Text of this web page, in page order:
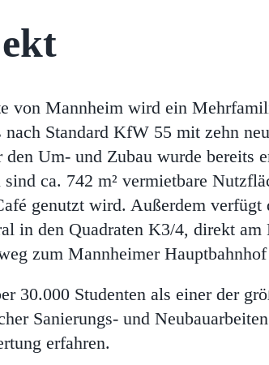
von Mannheim wird ein
Standard KfW 55 mit zehn
den Um- und Zubau wurde
ca. 742 m² vermietbare
genutzt wird. Außerdem
in den Quadraten K3/4, direkt
zum Mannheimer
30.000 Studenten als einer der
Sanierungs- und
erfahren.